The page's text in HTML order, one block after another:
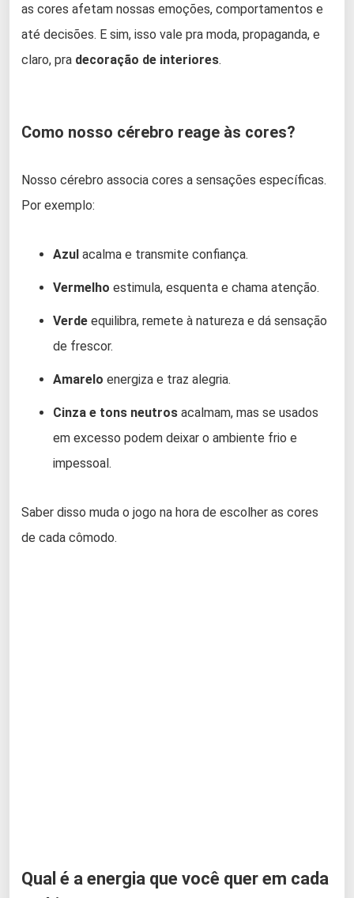
as cores afetam nossas emoções, comportamentos e
até decisões. E sim, isso vale pra moda, propaganda, e
claro, pra decoração de interiores.
Como nosso cérebro reage às cores?
Nosso cérebro associa cores a sensações específicas.
Por exemplo:
Azul acalma e transmite confiança.
Vermelho estimula, esquenta e chama atenção.
Verde equilibra, remete à natureza e dá sensação
de frescor.
Amarelo energiza e traz alegria.
Cinza e tons neutros acalmam, mas se usados
em excesso podem deixar o ambiente frio e
impessoal.
Saber disso muda o jogo na hora de escolher as cores
de cada cômodo.
Qual é a energia que você quer em cada